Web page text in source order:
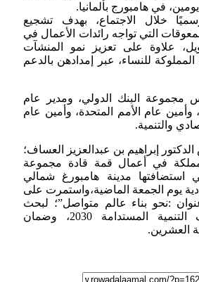
في هامبورج بألمانيا.
خلال الاجتماع، بهدف تشجيع
التي تواجه رائدات الأعمال في
علاوة على تعزيز نمو المنشآت
للنساء، عبر إمدادهن بالدعم
مجموعة البنك الدولي، ومدير عام
وأمين عام الأمم المتحدة، وأمين عام
والتنمية.
إبراهيم بن عبدالعزيز العساف؛
في أعمال قمة قادة مجموعة
استضافتها مدينة هامبورغ شمالي
يوم الجمعة الماضية،واستمرت على
:نحو بناء عالم متواصل”؛ لبحث
سبل تحقيق أهداف التنمية المستدامة 2030، وضمان
العشرين.